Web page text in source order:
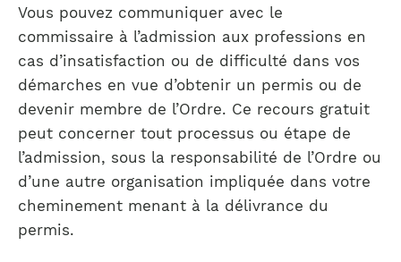
Vous pouvez communiquer avec le
commissaire à l’admission aux professions en
cas d’insatisfaction ou de difficulté dans vos
démarches en vue d’obtenir un permis ou de
devenir membre de l’Ordre. Ce recours gratuit
peut concerner tout processus ou étape de
l’admission, sous la responsabilité de l’Ordre ou
d’une autre organisation impliquée dans votre
cheminement menant à la délivrance du
permis.